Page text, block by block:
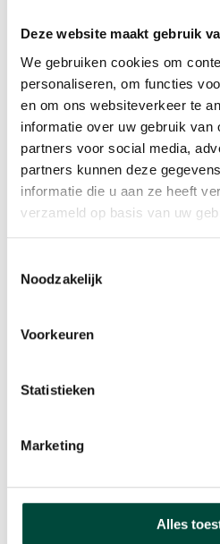
Deze website maakt gebruik
We gebruiken cookies om
personaliseren, om functies
en om ons websiteverkeer te
informatie over uw gebruik van
partners voor social media,
partners kunnen deze
informatie die u aan ze heeft
verzameld op basis van uw
Noodzakelijk
Voorkeuren
Statistieken
Marketing
Alles
uitwerking van het
''Ik kan op een veilige
grenzen liggen.''